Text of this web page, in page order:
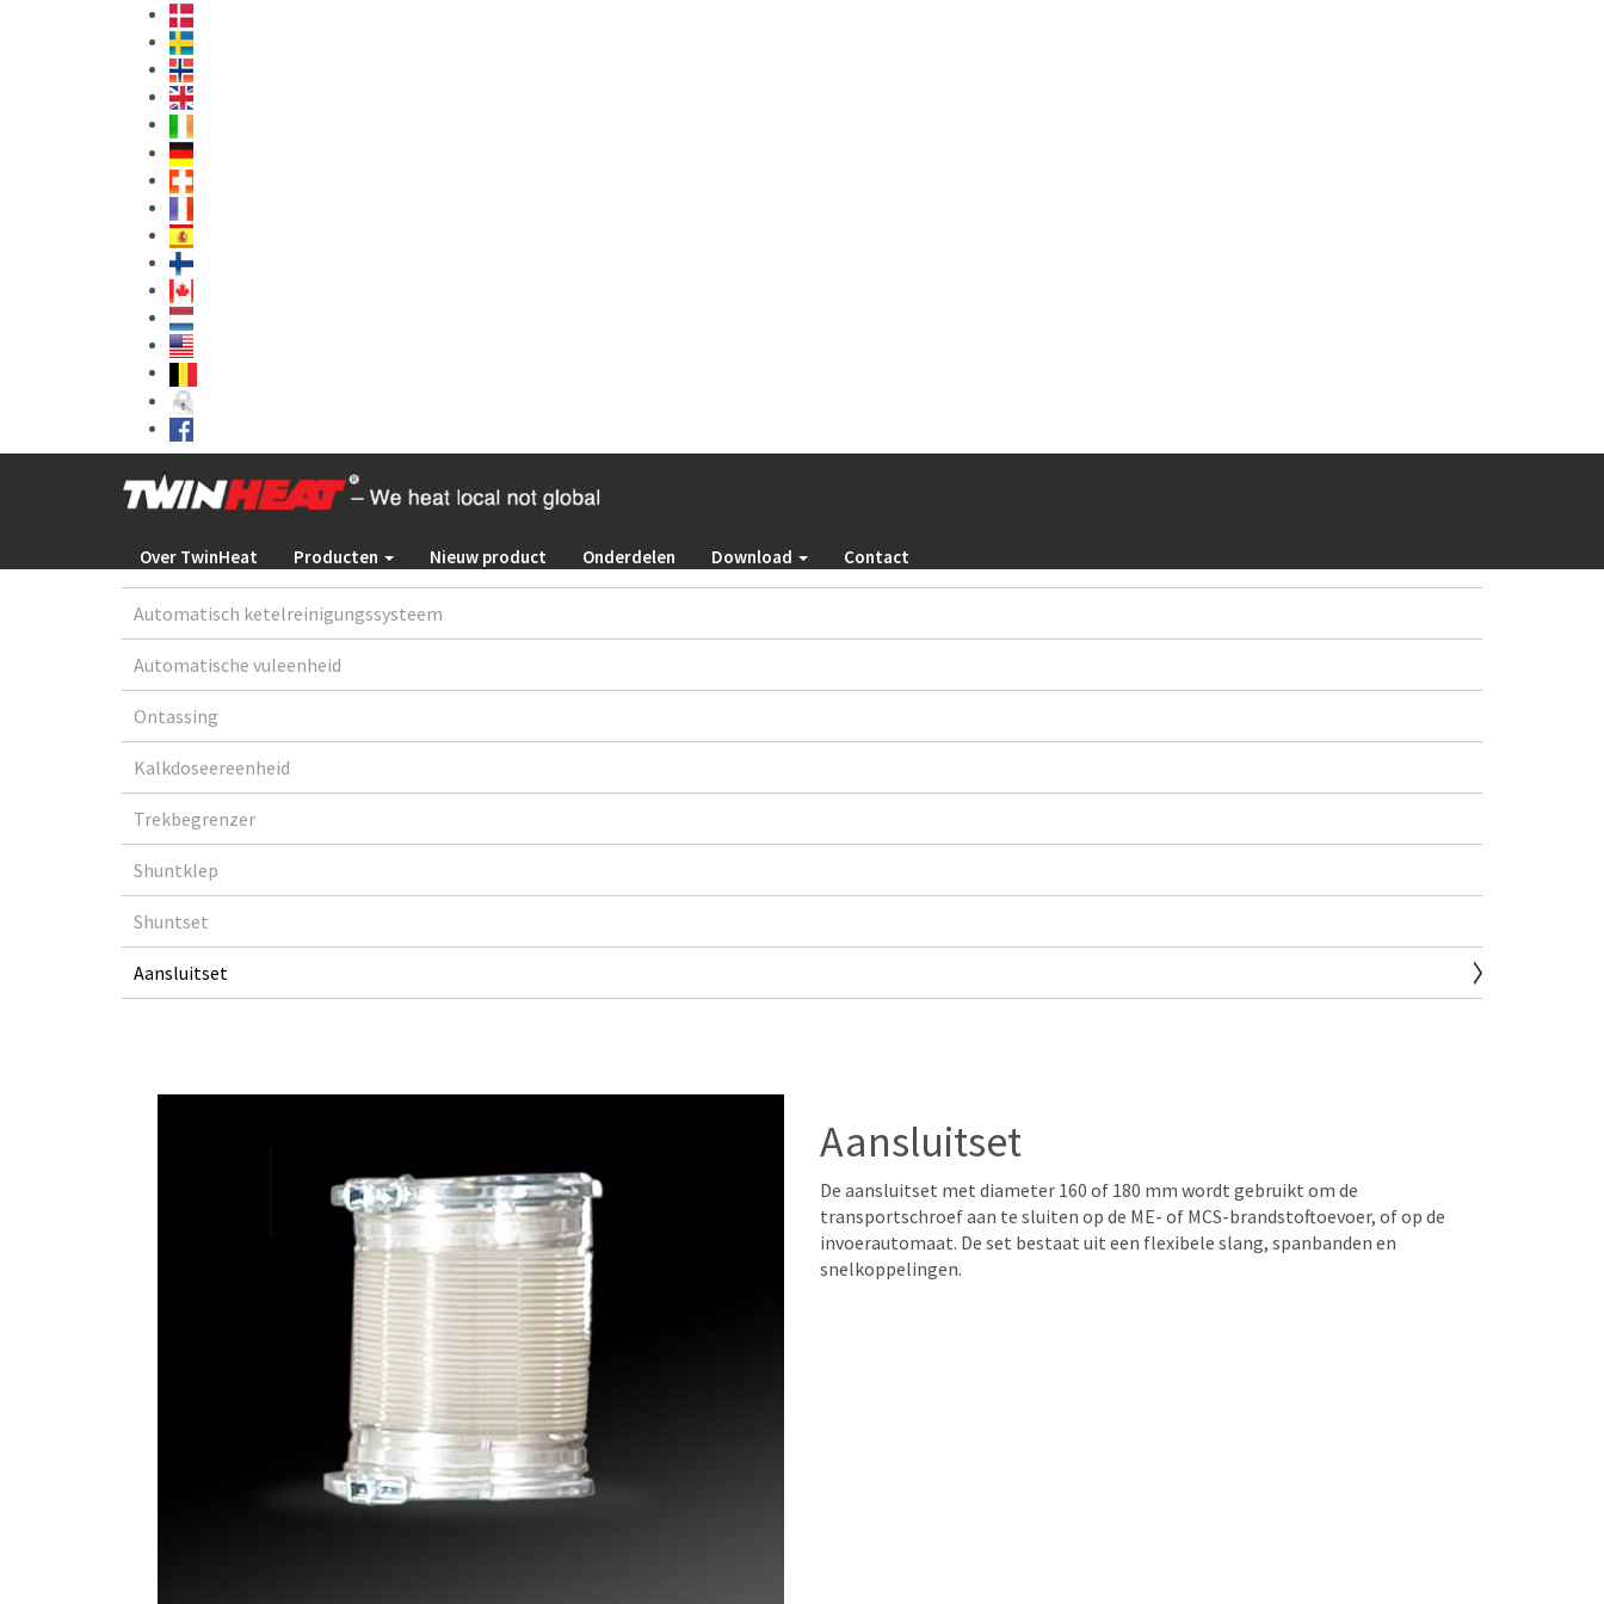
Over TwinHeat Producten Nieuw product Onderdelen Download Contact
Automatisch ketelreinigungssysteem
Automatische vuleenheid
Ontassing
Kalkdoseereenheid
Trekbegrenzer
Shuntklep
Shuntset
Aansluitset
Aansluitset
De aansluitset met diameter 160 of 180 mm wordt gebruikt om de
transportschroef aan te sluiten op de ME- of MCS-brandstoftoevoer, of op de
invoerautomaat. De set bestaat uit een flexibele slang, spanbanden en
snelkoppelingen.